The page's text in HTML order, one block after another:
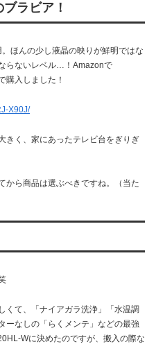
ラビア！
ほんの少し液晶の映りが鮮明ではな
らないレベル…！Amazonで
購入しました！
X90J/
きく、家にあったテレビ台をぎりぎ
から商品は選ぶべきですね。（当た
くて、「ナイアガラ洗浄」「水温調
ーなしの「らくメンテ」などの最強
Wに決めたのですが、搬入の際な